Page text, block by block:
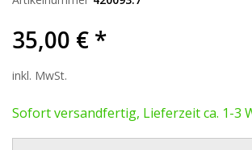
35,00 € *
inkl. MwSt.
Sofort versandfertig, Lieferzeit ca. 1-3